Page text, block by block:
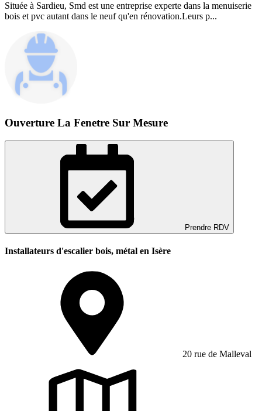
Située à Sardieu, Smd est une entreprise experte dans la menuiserie
bois et pvc autant dans le neuf qu'en rénovation.Leurs p...
Ouverture La Fenetre Sur Mesure
Prendre RDV
Installateurs d'escalier bois, métal en Isère
20 rue de Malleval